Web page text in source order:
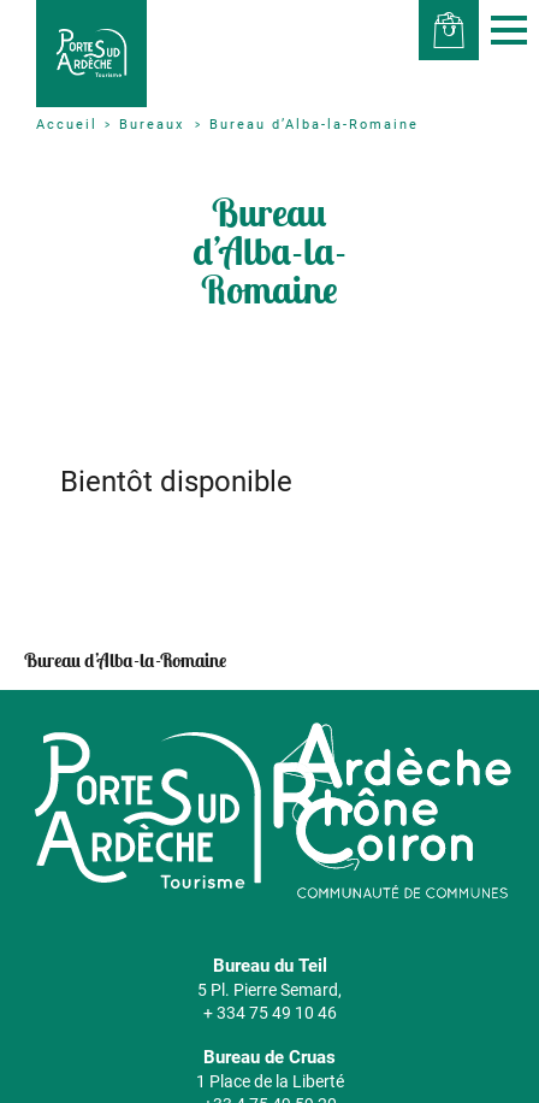
Accueil Bureaux Bureau d’Alba-la-Romaine
Bureau
d’Alba-la-
Romaine
Bientôt disponible
Bureau d’Alba-la-Romaine
Bureau du Teil
5 Pl. Pierre Semard,
+ 334 75 49 10 46
Bureau de Cruas
1 Place de la Liberté